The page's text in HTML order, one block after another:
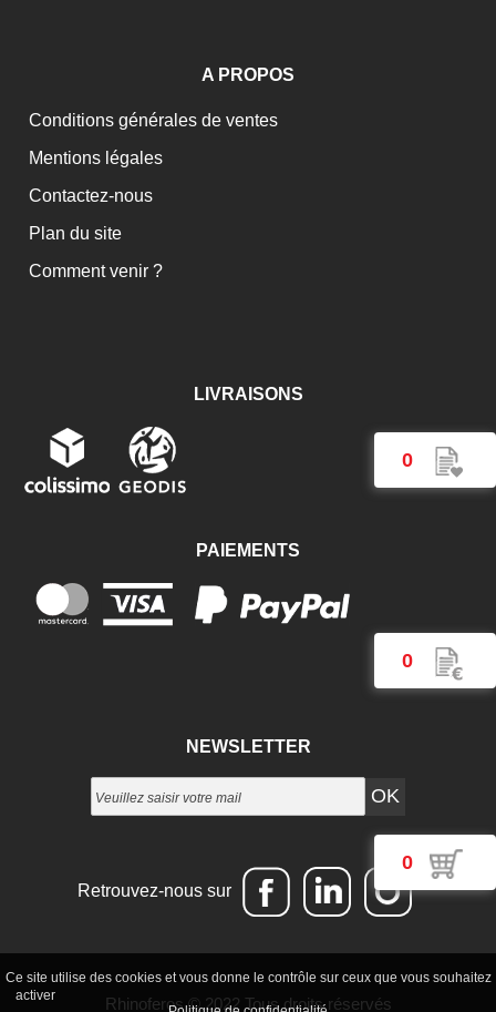
0
0
0
A PROPOS
Conditions générales de ventes
Mentions légales
Contactez-nous
Plan du site
Comment venir ?
LIVRAISONS
PAIEMENTS
NEWSLETTER
Retrouvez-nous sur
Rhinoferos© 2022 Tous droits réservés
Ce site utilise des cookies et vous donne le contrôle sur ceux que vous souhaitez
activer
Tout accepter Continuer sans accepter Paramétrer mes choix